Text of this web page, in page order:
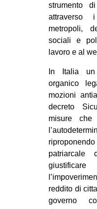
strumento
metropoli,
sociali e
lavoro e al
In Italia
organico
mozioni
decreto
misure
reddito di
governo